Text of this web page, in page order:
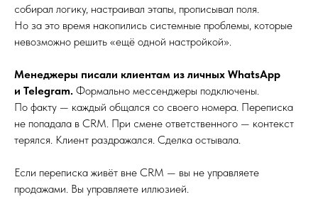
собирал логику, настраивал этапы, прописывал поля.
Но за это время накопились системные проблемы, которые
невозможно решить «ещё одной настройкой».
Менеджеры писали клиентам из личных WhatsApp
и Telegram. Формально мессенджеры подключены.
По факту — каждый общался со своего номера. Переписка
не попадала в CRM. При смене ответственного — контекст
терялся. Клиент раздражался. Сделка остывала.
Если переписка живёт вне CRM — вы не управляете
продажами. Вы управляете иллюзией.